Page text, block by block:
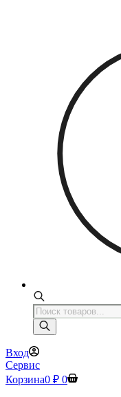
Поиск
товаров
Вход
Сервис
Корзина0 ₽ 0